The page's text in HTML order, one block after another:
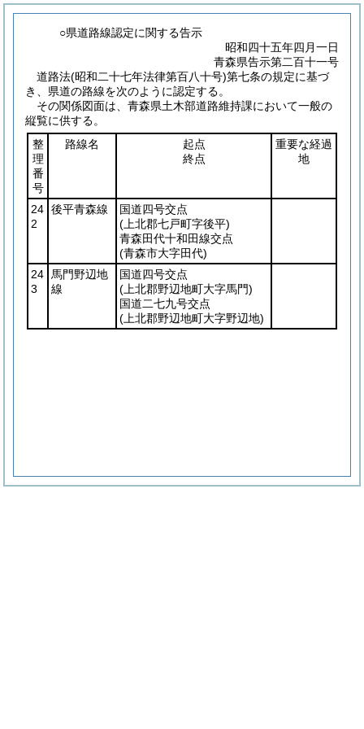
○県道路線認定に関する告示
昭和四十五年四月一日
青森県告示第二百十一号
道路法(昭和二十七年法律第百八十号)第七条の規定に基づ
き、県道の路線を次のように認定する。
その関係図面は、青森県土木部道路維持課において一般の
縦覧に供する。
整
理
番
号
路線名
起点
終点
重要な経過
地
24
2
後平青森線
国道四号交点
(上北郡七戸町字後平)
青森田代十和田線交点
(青森市大字田代)
24
3
馬門野辺地
線
国道四号交点
(上北郡野辺地町大字馬門)
国道二七九号交点
(上北郡野辺地町大字野辺地)